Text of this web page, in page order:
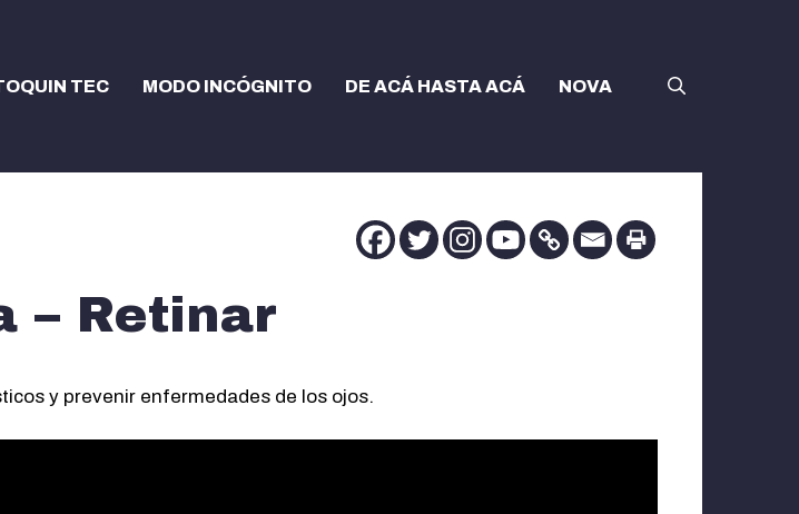
TEC MODO INCÓGNITO DE ACÁ HASTA ACÁ NOVA
– Retinar
y prevenir enfermedades de los ojos.